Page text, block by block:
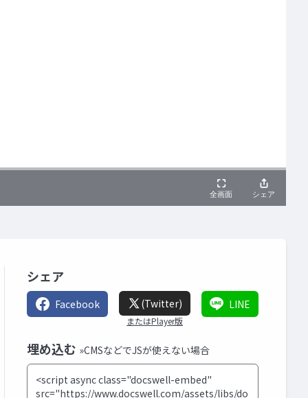
シェア
Facebook (Twitter)
またはPlayer版
LINE
埋め込む »CMSなどでJSが使えない場合